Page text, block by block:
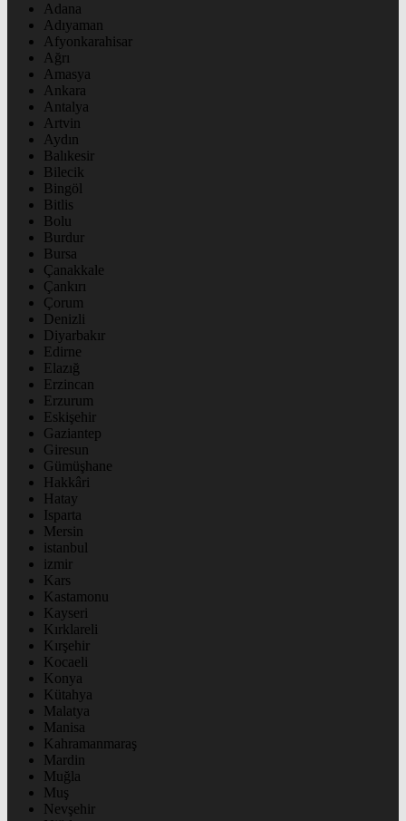
Adana
Adıyaman
Afyonkarahisar
Ağrı
Amasya
Ankara
Antalya
Artvin
Aydın
Balıkesir
Bilecik
Bingöl
Bitlis
Bolu
Burdur
Bursa
Çanakkale
Çankırı
Çorum
Denizli
Diyarbakır
Edirne
Elazığ
Erzincan
Erzurum
Eskişehir
Gaziantep
Giresun
Gümüşhane
Hakkâri
Hatay
Isparta
Mersin
istanbul
izmir
Kars
Kastamonu
Kayseri
Kırklareli
Kırşehir
Kocaeli
Konya
Kütahya
Malatya
Manisa
Kahramanmaraş
Mardin
Muğla
Muş
Nevşehir